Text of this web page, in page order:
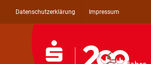
Datenschutzerklärung Impressum